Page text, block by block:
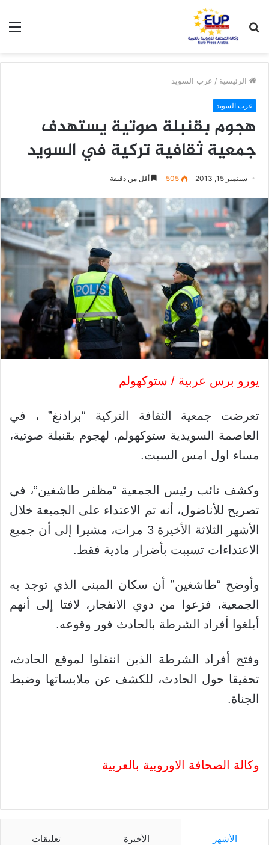
عن
الرئيسية / عرب السويد
عرب السويد
هجوم بقنبلة صوتية يستهدف
جمعية ثقافية تركية في السويد
سبتمبر 15, 2013 505 أقل من دقيقة
يورو برس عربية / ستوكهولم
تعرضت جمعية الثقافة التركية “برادنغ” ، في
العاصمة السويدية ستوكهولم، لهجوم بقنبلة صوتية،
مساء اول امس السبت.
وكشف نائب رئيس الجمعية “مظفر طاشغين”، في
تصريح للأناضول، أنه تم الاعتداء على الجميعة خلال
الأشهر الثلاثة الأخيرة 3 مرات، مشيرا إلى أن جميع
الاعتداءات تسببت بأضرار مادية فقط.
وأوضح “طاشغين” أن سكان المبنى الذي توجد به
الجمعية، فزعوا من دوي الانفجار، لافتا إلى أنهم
أبلغوا أفراد الشرطة بالحادث فور وقوعه.
وفتح أفراد الشرطة الذين انتقلوا لموقع الحادث،
تحقيقا حول الحادث، للكشف عن ملابساتها وضبط
الجناة.
وكالة الصحافة الاوروبية بالعربية
الأشهر الأخيرة تعليقات